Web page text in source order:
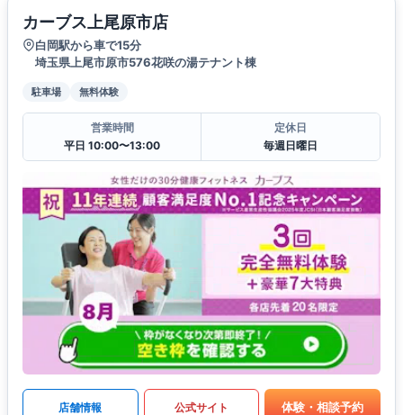
カーブス上尾原市店
白岡駅から車で15分
埼玉県上尾市原市576花咲の湯テナント棟
駐車場 無料体験
営業時間
平日 10:00〜13:00
定休日
毎週日曜日
店舗情報 公式サイト 体験・相談予約